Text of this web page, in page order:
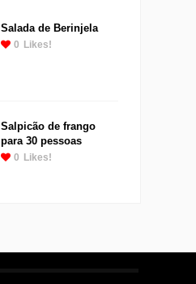
Salada de Berinjela
0 Likes!
Salpicão de frango
para 30 pessoas
0 Likes!